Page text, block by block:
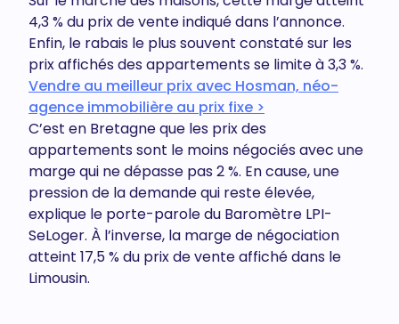
4,3 % du prix de vente indiqué dans l’annonce.
Enfin, le rabais le plus souvent constaté sur les
prix affichés des appartements se limite à 3,3 %.
Vendre au meilleur prix avec Hosman, néo-
agence immobilière au prix fixe >
C’est en Bretagne que les prix des
appartements sont le moins négociés avec une
marge qui ne dépasse pas 2 %. En cause, une
pression de la demande qui reste élevée,
explique le porte-parole du Baromètre LPI-
SeLoger. À l’inverse, la marge de négociation
atteint 17,5 % du prix de vente affiché dans le
Limousin.